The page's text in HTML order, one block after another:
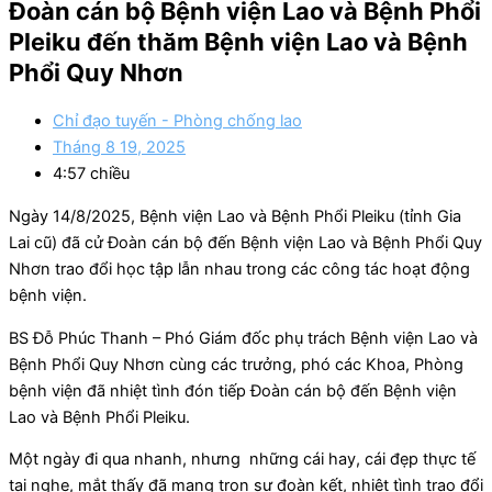
Đoàn cán bộ Bệnh viện Lao và Bệnh Phổi
Pleiku đến thăm Bệnh viện Lao và Bệnh
Phổi Quy Nhơn
Chỉ đạo tuyến - Phòng chống lao
Tháng 8 19, 2025
4:57 chiều
Ngày 14/8/2025, Bệnh viện Lao và Bệnh Phổi Pleiku (tỉnh Gia
Lai cũ) đã cử Đoàn cán bộ đến Bệnh viện Lao và Bệnh Phổi Quy
Nhơn trao đổi học tập lẫn nhau trong các công tác hoạt động
bệnh viện.
BS Đỗ Phúc Thanh – Phó Giám đốc phụ trách Bệnh viện Lao và
Bệnh Phổi Quy Nhơn cùng các trưởng, phó các Khoa, Phòng
bệnh viện đã nhiệt tình đón tiếp Đoàn cán bộ đến Bệnh viện
Lao và Bệnh Phổi Pleiku.
Một ngày đi qua nhanh, nhưng những cái hay, cái đẹp thực tế
tai nghe, mắt thấy đã mang trọn sự đoàn kết, nhiệt tình trao đổi